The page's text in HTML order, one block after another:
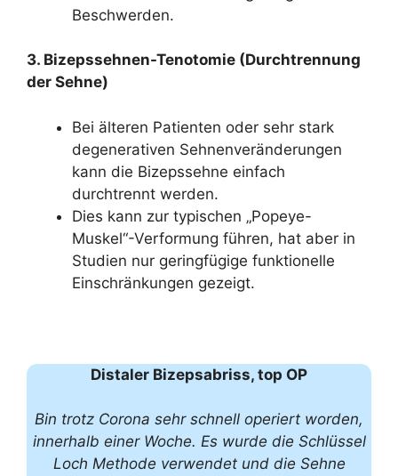
Beschwerden.
3. Bizepssehnen-Tenotomie (Durchtrennung
der Sehne)
Bei älteren Patienten oder sehr stark
degenerativen Sehnenveränderungen
kann die Bizepssehne einfach
durchtrennt werden.
Dies kann zur typischen „Popeye-
Muskel“-Verformung führen, hat aber in
Studien nur geringfügige funktionelle
Einschränkungen gezeigt.
Distaler Bizepsabriss, top OP
Bin trotz Corona sehr schnell operiert worden,
innerhalb einer Woche. Es wurde die Schlüssel
Loch Methode verwendet und die Sehne